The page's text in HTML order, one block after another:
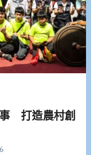
打造農村創